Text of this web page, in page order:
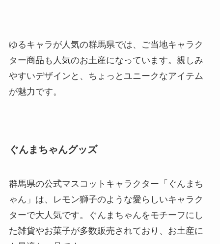
ゆるキャラが人気の群馬県では、ご当地キャラク
ター商品も人気のお土産になっています。親しみ
やすいデザインと、ちょっとユニークなアイテム
が魅力です。
ぐんまちゃんグッズ
群馬県の公式マスコットキャラクター「ぐんまち
ゃん」は、レモン獅子のような愛らしいキャラク
ターで大人気です。ぐんまちゃんをモチーフにし
た雑貨やお菓子が多数販売されており、お土産に